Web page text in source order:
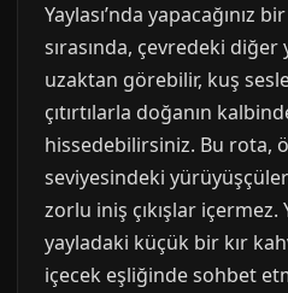
Yaylası’nda yapacağınız
sırasında, çevredeki diğer
uzaktan görebilir, kuş
çıtırtılarla doğanın
hissedebilirsiniz. Bu rota,
seviyesindeki
zorlu iniş çıkışlar içermez.
yayladaki küçük bir kır
içecek eşliğinde sohbet